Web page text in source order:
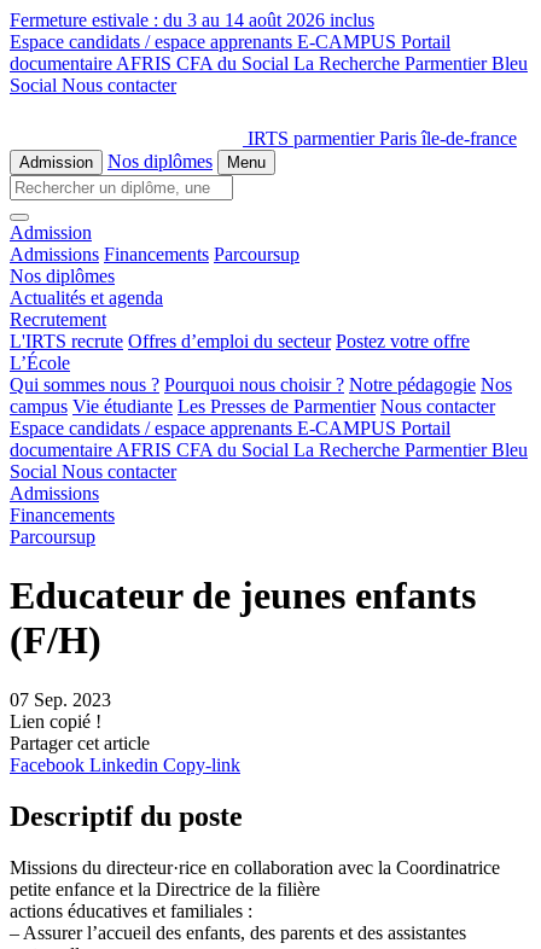
Fermeture estivale : du 3 au 14 août 2026 inclus
Espace candidats / espace apprenants E-CAMPUS Portail
documentaire AFRIS CFA du Social La Recherche Parmentier Bleu
Social Nous contacter
IRTS parmentier Paris île-de-france
Admission Nos diplômes Menu
Admission
Admissions Financements Parcoursup
Nos diplômes
Actualités et agenda
Recrutement
L'IRTS recrute Offres d’emploi du secteur Postez votre offre
L’École
Qui sommes nous ? Pourquoi nous choisir ? Notre pédagogie Nos
campus Vie étudiante Les Presses de Parmentier Nous contacter
Espace candidats / espace apprenants E-CAMPUS Portail
documentaire AFRIS CFA du Social La Recherche Parmentier Bleu
Social Nous contacter
Admissions
Financements
Parcoursup
Educateur de jeunes enfants
(F/H)
07 Sep. 2023
Lien copié !
Partager cet article
Facebook Linkedin Copy-link
Descriptif du poste
Missions du directeur·rice en collaboration avec la Coordinatrice
petite enfance et la Directrice de la filière
actions éducatives et familiales :
– Assurer l’accueil des enfants, des parents et des assistantes